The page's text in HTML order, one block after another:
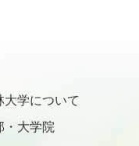
大学について
・大学院